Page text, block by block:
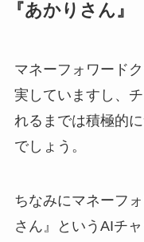
『あかりさん』
マネーフォワード
実していますし、
れるまでは積極的
でしょう。
ちなみにマネーフ
さん』というAIチ